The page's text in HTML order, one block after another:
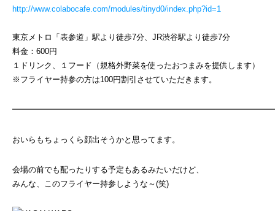
http://www.colabocafe.com/modules/tinyd0/index.php?id=1
東京メトロ「表参道」駅より徒歩7分、JR渋谷駅より徒歩7分
料金：600円
１ドリンク、１フード（規格外野菜を使ったおつまみを提供します）
※フライヤー持参の方は100円割引させていただきます。
おいらもちょっくら顔出そうかと思ってます。
会場の前でも配ったりする予定もあるみたいだけど、
みんな、このフライヤー持参しような～(笑)